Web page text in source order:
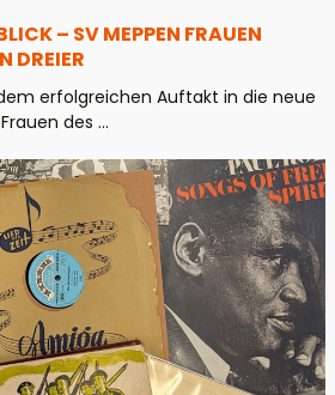
– SV MEPPEN FRAUEN
DREIER
erfolgreichen Auftakt in die neue
des ...